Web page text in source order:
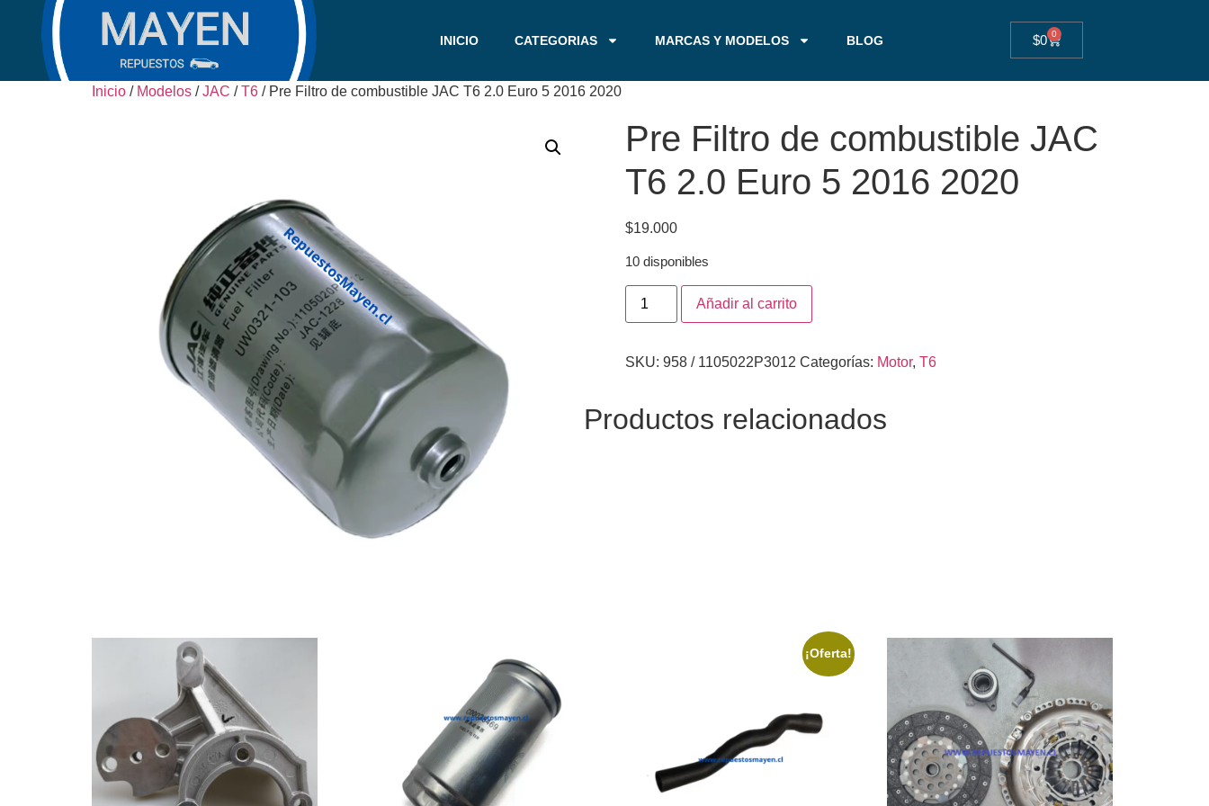
INICIO CATEGORIAS MARCAS Y MODELOS BLOG $0 0
Inicio / Modelos /JAC /T6 / Pre Filtro de combustible JAC T6 2.0 Euro 5 2016 2020
Pre Filtro de combustible JAC
T6 2.0 Euro 5 2016 2020
$19.000
10 disponibles
Añadir al carrito
SKU: 958 / 1105022P3012 Categorías: Motor, T6
Productos relacionados
¡Oferta!